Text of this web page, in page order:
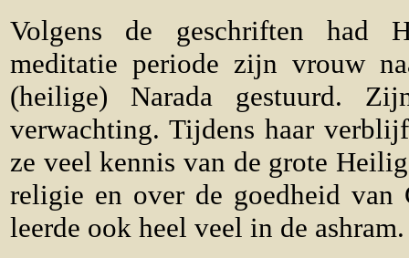
Volgens de geschriften had
meditatie periode zijn vrouw
(heilige) Narada gestuurd.
verwachting. Tijdens haar
ze veel kennis van de grote
religie en over de goedheid van
leerde ook heel veel in de ashram.